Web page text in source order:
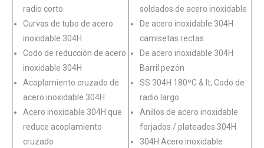
radio corto
Curvas de tubo de acero
inoxidable 304H
Codo de reducción de acero
inoxidable 304H
Acoplamiento cruzado de
acero inoxidable 304H
Acero inoxidable 304H que
reduce acoplamiento
cruzado
soldados de acero inoxidable
De acero inoxidable 304H
camisetas rectas
De acero inoxidable 304H
Barril pezón
SS 304H 180ºC & lt; Codo de
radio largo
Anillos de acero inoxidable
forjados / plateados 304H
304H Acero inoxidable